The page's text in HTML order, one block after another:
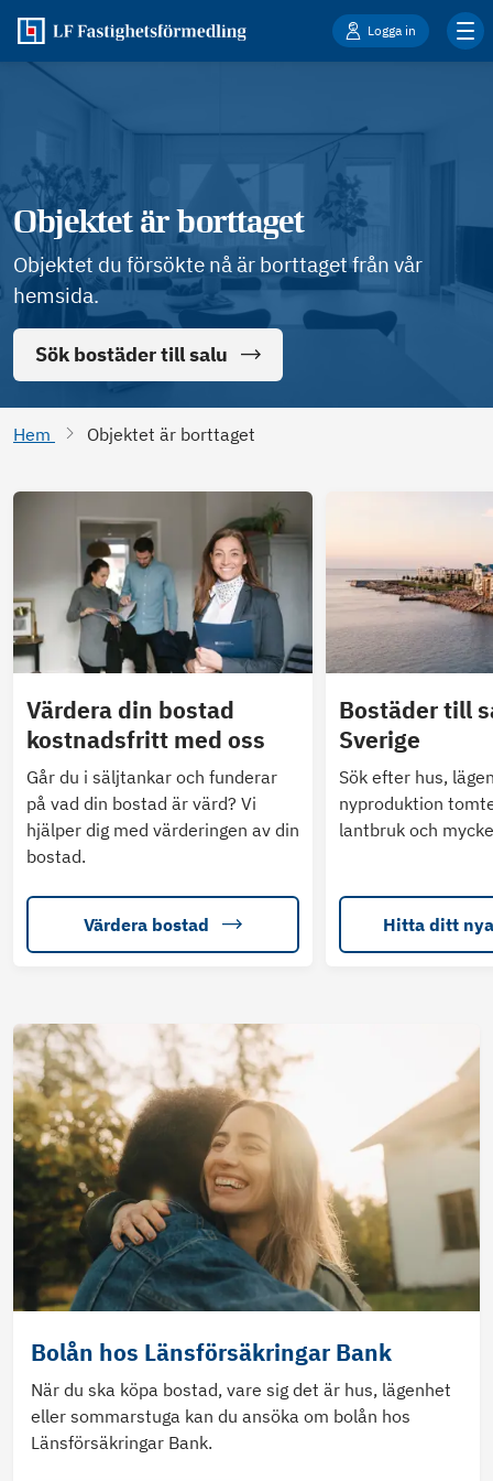
Logga in
Objektet är borttaget
Objektet du försökte nå är borttaget från vår
hemsida.
Sök bostäder till salu
Hem Objektet är borttaget
Värdera din bostad
kostnadsfritt med oss
Går du i säljtankar och funderar
på vad din bostad är värd? Vi
hjälper dig med värderingen av din
bostad.
Värdera bostad
Bostäder till
Sverige
Sök efter hus,
nyproduktion
lantbruk och
Hitta ditt
Bolån hos Länsförsäkringar Bank
När du ska köpa bostad, vare sig det är hus, lägenhet
eller sommarstuga kan du ansöka om bolån hos
Länsförsäkringar Bank.